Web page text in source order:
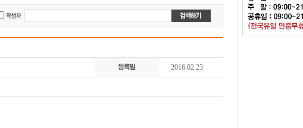
2016.02.23